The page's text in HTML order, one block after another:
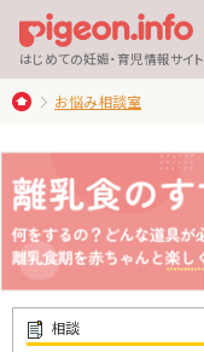
はじめての妊娠・育児情報サイト
お悩み相談室
相談